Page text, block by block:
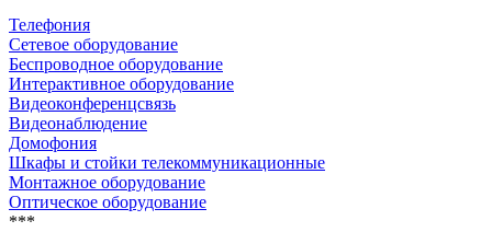
Телефония
Сетевое оборудование
Беспроводное оборудование
Интерактивное оборудование
Видеоконференцсвязь
Видеонаблюдение
Домофония
Шкафы и стойки телекоммуникационные
Монтажное оборудование
Оптическое оборудование
***